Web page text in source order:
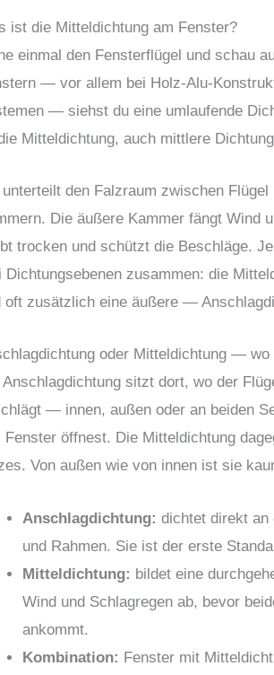
ist die Mitteldichtung am Fenster?
einmal den Fensterflügel und schau
— vor allem bei Holz-Alu-
— siehst du eine umlaufende
Mitteldichtung, auch mittlere
unterteilt den Falzraum zwischen
Die äußere Kammer fängt Wind
trocken und schützt die Beschläge.
Dichtungsebenen zusammen: die
oft zusätzlich eine äußere —
oder Mitteldichtung —
Anschlagdichtung sitzt dort, wo der
— innen, außen oder an beiden
Fenster öffnest. Die Mitteldichtung
Von außen wie von innen ist sie
Anschlagdichtung: dichtet direkt an
und Rahmen. Sie ist der erste
Mitteldichtung: bildet eine
Wind und Schlagregen ab, bevor
ankommt.
Kombination: Fenster mit